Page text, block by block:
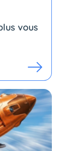
vous